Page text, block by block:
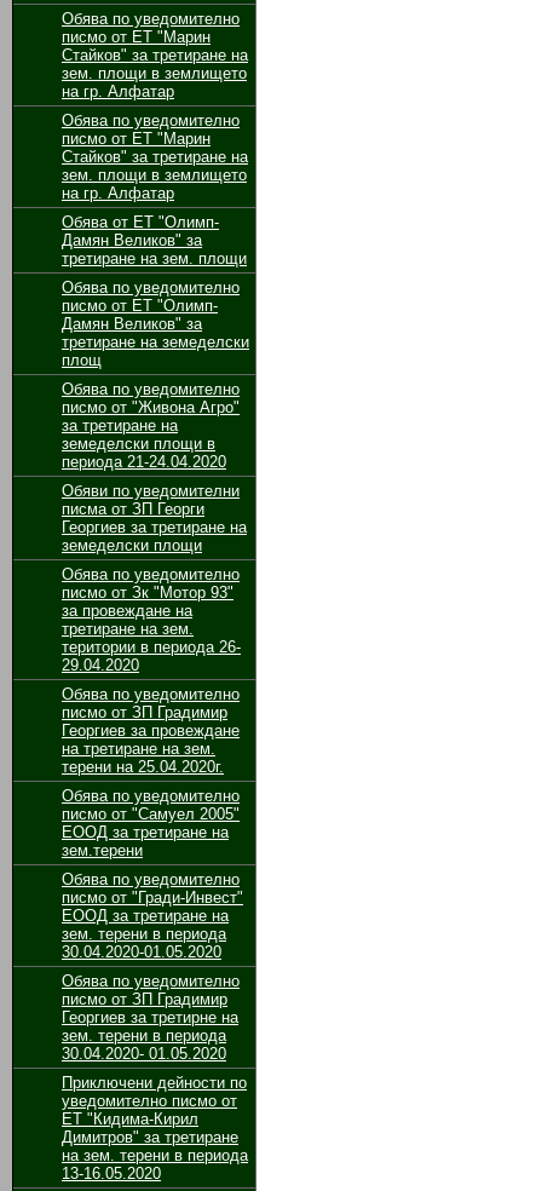
Обява по уведомително
писмо от ЕТ "Марин
Стайков" за третиране на
зем. площи в землището
на гр. Алфатар
Обява по уведомително
писмо от ЕТ "Марин
Стайков" за третиране на
зем. площи в землището
на гр. Алфатар
Обява от ЕТ "Олимп-
Дамян Великов" за
третиране на зем. площи
Обява по уведомително
писмо от ЕТ "Олимп-
Дамян Великов" за
третиране на земеделски
площ
Обява по уведомително
писмо от "Живона Агро"
за третиране на
земеделски площи в
периода 21-24.04.2020
Обяви по уведомителни
писма от ЗП Георги
Георгиев за третиране на
земеделски площи
Обява по уведомително
писмо от Зк "Мотор 93"
за провеждане на
третиране на зем.
територии в периода 26-
29.04.2020
Обява по уведомително
писмо от ЗП Градимир
Георгиев за провеждане
на третиране на зем.
терени на 25.04.2020г.
Обява по уведомително
писмо от "Самуел 2005"
ЕООД за третиране на
зем.терени
Обява по уведомително
писмо от "Гради-Инвест"
ЕООД за третиране на
зем. терени в периода
30.04.2020-01.05.2020
Обява по уведомително
писмо от ЗП Градимир
Георгиев за третирне на
зем. терени в периода
30.04.2020- 01.05.2020
Приключени дейности по
уведомително писмо от
ЕТ "Кидима-Кирил
Димитров" за третиране
на зем. терени в периода
13-16.05.2020